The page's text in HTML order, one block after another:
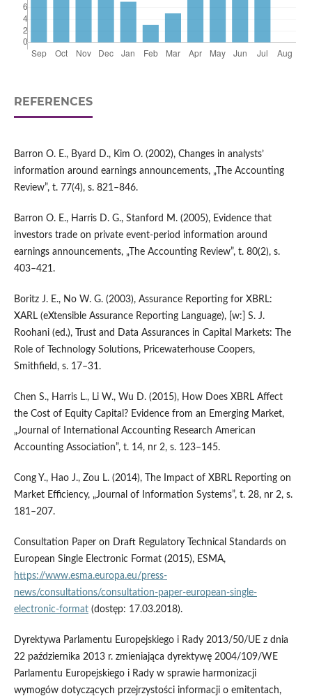
REFERENCES
Barron O. E., Byard D., Kim O. (2002), Changes in analysts’
information around earnings announcements, „The Accounting
Review”, t. 77(4), s. 821–846.
Barron O. E., Harris D. G., Stanford M. (2005), Evidence that
investors trade on private event‑period information around
earnings announcements, „The Accounting Review”, t. 80(2), s.
403–421.
Boritz J. E., No W. G. (2003), Assurance Reporting for XBRL:
XARL (eXtensible Assurance Reporting Language), [w:] S. J.
Roohani (ed.), Trust and Data Assurances in Capital Markets: The
Role of Technology Solutions, Pricewaterhouse Coopers,
Smithfield, s. 17–31.
Chen S., Harris L., Li W., Wu D. (2015), How Does XBRL Affect
the Cost of Equity Capital? Evidence from an Emerging Market,
„Journal of International Accounting Research American
Accounting Association”, t. 14, nr 2, s. 123–145.
Cong Y., Hao J., Zou L. (2014), The Impact of XBRL Reporting on
Market Efficiency, „Journal of Information Systems”, t. 28, nr 2, s.
181–207.
Consultation Paper on Draft Regulatory Technical Standards on
European Single Electronic Format (2015), ESMA,
https://www.esma.europa.eu/press-
news/consultations/consultation-paper-european-single-
electronic-format(dostęp: 17.03.2018).
Dyrektywa Parlamentu Europejskiego i Rady 2013/50/UE z dnia
22 października 2013 r. zmieniająca dyrektywę 2004/109/WE
Parlamentu Europejskiego i Rady w sprawie harmonizacji
wymogów dotyczących przejrzystości informacji o emitentach,